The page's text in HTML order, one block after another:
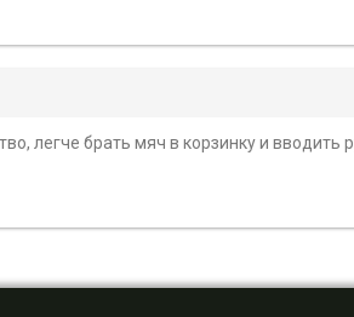
легче брать мяч в корзинку и вводить